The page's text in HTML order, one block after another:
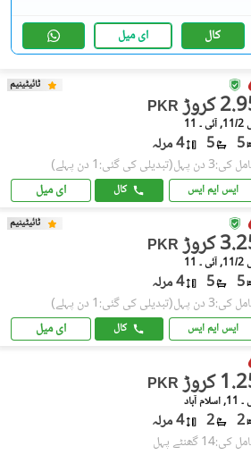
کال ای میل
ٹائیٹینیم
PKR کروڑ
11
5
5 4 مرلہ
کی:3 دن پہل (تبدیلی کی گئی:1 دن پہلے)
ایس ایم ایس کال ای میل
ٹائیٹینیم
PKR کروڑ
11
5
5 4 مرلہ
کی:3 دن پہل (تبدیلی کی گئی:1 دن پہلے)
ایس ایم ایس کال ای میل
PKR کروڑ
آباد
2
2 4 مرلہ
گھنٹے پہل